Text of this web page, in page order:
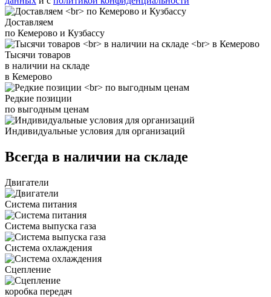
Доставляем
по Кемерово и Кузбассу
Тысячи товаров
в наличии на складе
в Кемерово
Редкие позиции
по выгодным ценам
Индивидуальные условия для организаций
Всегда в наличии на складе
Двигатели
Система питания
Система выпуска газа
Система охлаждения
Сцепление
коробка передач